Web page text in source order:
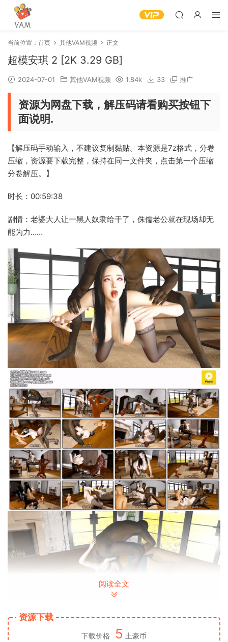
当前位置： 首页 其他VAM视频 正文
超模安琪 2 [2K 3.29 GB]
2024-07-01 其他VAM视频 1.84k 33 推广
资源为网盘下载，解压码请看购买按钮下
面说明.
【解压码手动输入，不建议复制黏贴。本资源是7z格式，分卷
压缩，资源要下载完整，保持在同一文件夹，点击第一个压缩
分卷解压。】
时长：00:59:38
剧情：老婆大人让一黑人奴隶给干了，侏儒老公就在现场却无
能为力……
阅读全文
资源下载
下载价格 5 土豪币